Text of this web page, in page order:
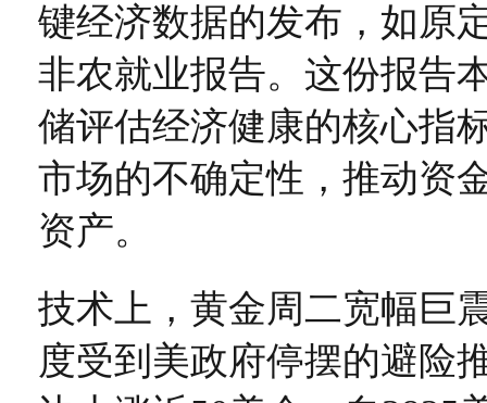
键经济数据的发布，如原
非农就业报告。这份报告
储评估经济健康的核心指
市场的不确定性，推动资
资产。
技术上，黄金周二宽幅巨
度受到美政府停摆的避险